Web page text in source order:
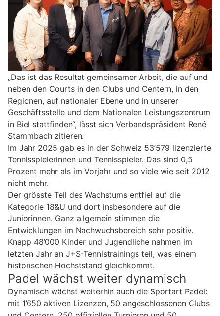
„Das ist das Resultat gemeinsamer Arbeit, die auf und
neben den Courts in den Clubs und Centern, in den
Regionen, auf nationaler Ebene und in unserer
Geschäftsstelle und dem Nationalen Leistungszentrum
in Biel stattfinden“, lässt sich Verbandspräsident René
Stammbach zitieren.
Im Jahr 2025 gab es in der Schweiz 53’579 lizenzierte
Tennisspielerinnen und Tennisspieler. Das sind 0,5
Prozent mehr als im Vorjahr und so viele wie seit 2012
nicht mehr.
Der grösste Teil des Wachstums entfiel auf die
Kategorie 18&U und dort insbesondere auf die
Juniorinnen. Ganz allgemein stimmen die
Entwicklungen im Nachwuchsbereich sehr positiv.
Knapp 48’000 Kinder und Jugendliche nahmen im
letzten Jahr an J+S-Tennistrainings teil, was einem
historischen Höchststand gleichkommt.
Padel wächst weiter dynamisch
Dynamisch wächst weiterhin auch die Sportart Padel:
mit 1’650 aktiven Lizenzen, 50 angeschlossenen Clubs